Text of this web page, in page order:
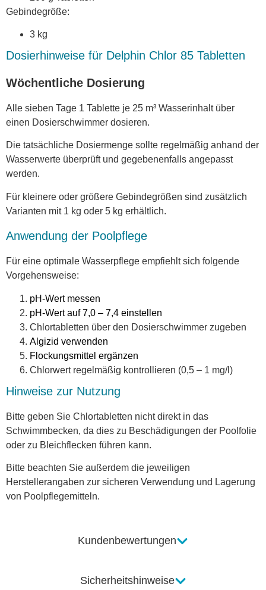
Kundenbewertungen
Sicherheitshinweise
Gebindegröße:
3 kg
Dosierhinweise für Delphin Chlor 85 Tabletten
Wöchentliche Dosierung
Alle sieben Tage 1 Tablette je 25 m³ Wasserinhalt über
einen Dosierschwimmer dosieren.
Die tatsächliche Dosiermenge sollte regelmäßig anhand der
Wasserwerte überprüft und gegebenenfalls angepasst
werden.
Für kleinere oder größere Gebindegrößen sind zusätzlich
Varianten mit 1 kg oder 5 kg erhältlich.
Anwendung der Poolpflege
Für eine optimale Wasserpflege empfiehlt sich folgende
Vorgehensweise:
pH-Wert messen
pH-Wert auf 7,0 – 7,4 einstellen
Chlortabletten über den Dosierschwimmer zugeben
Algizid verwenden
Flockungsmittel ergänzen
Chlorwert regelmäßig kontrollieren (0,5 – 1 mg/l)
Hinweise zur Nutzung
Bitte geben Sie Chlortabletten nicht direkt in das
Schwimmbecken, da dies zu Beschädigungen der Poolfolie
oder zu Bleichflecken führen kann.
Bitte beachten Sie außerdem die jeweiligen
Herstellerangaben zur sicheren Verwendung und Lagerung
von Poolpflegemitteln.